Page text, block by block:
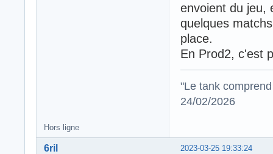
envoient du jeu,
quelques
place.
En Prod2, c'est
"Le tank
24/02/2026
Hors ligne
2023-03-25 19:33:24
6ril